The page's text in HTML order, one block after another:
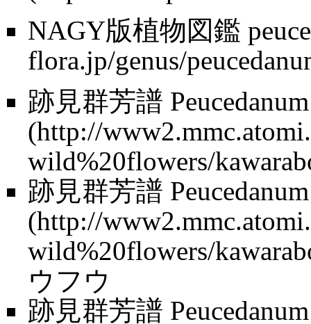
NAGY版植物図鑑
跡見群芳譜
跡見群芳譜 Peucedanum
ウフウ
跡見群芳譜